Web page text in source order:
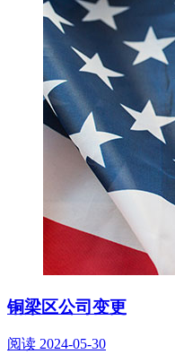
铜梁区公司变更
阅读 2024-05-30